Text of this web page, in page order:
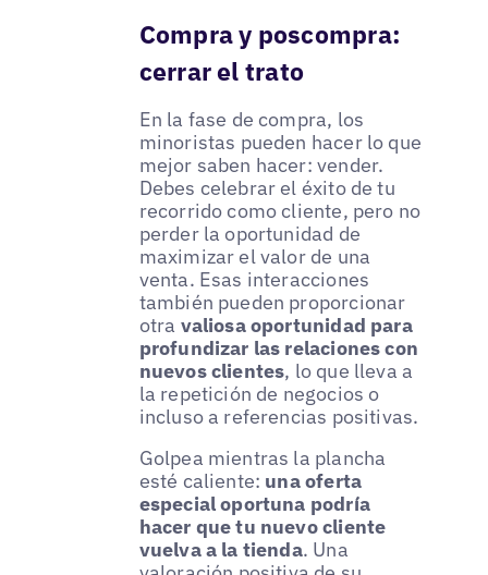
Compra y poscompra:
cerrar el trato
En la fase de compra, los
minoristas pueden hacer lo que
mejor saben hacer: vender.
Debes celebrar el éxito de tu
recorrido como cliente, pero no
perder la oportunidad de
maximizar el valor de una
venta. Esas interacciones
también pueden proporcionar
otra valiosa oportunidad para
profundizar las relaciones con
nuevos clientes, lo que lleva a
la repetición de negocios o
incluso a referencias positivas.
Golpea mientras la plancha
esté caliente: una oferta
especial oportuna podría
hacer que tu nuevo cliente
vuelva a la tienda. Una